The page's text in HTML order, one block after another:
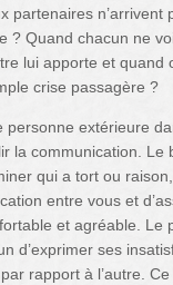
partenaires n’arrivent
? Quand chacun ne
lui apporte et quand
crise passagère ?
personne extérieure
la communication. Le
qui a tort ou
entre vous et
et agréable. Le
d’exprimer ses
rapport à l’autre.